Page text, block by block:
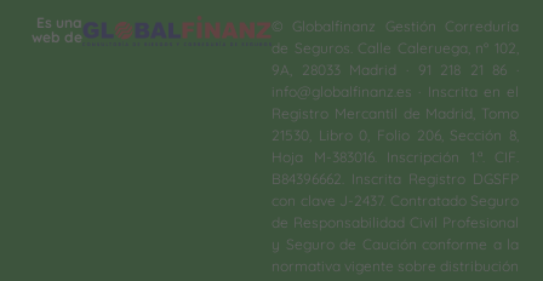
Es una
web de
© Globalfinanz Gestión Correduría
de Seguros. Calle Caleruega, nº 102,
9A, 28033 Madrid · 91 218 21 86 ·
info@globalfinanz.es · Inscrita en el
Registro Mercantil de Madrid, Tomo
21530, Libro 0, Folio 206, Sección 8,
Hoja M-383016. Inscripción 1.ª. CIF.
B84396662. Inscrita Registro DGSFP
con clave J-2437. Contratado Seguro
de Responsabilidad Civil Profesional
y Seguro de Caución conforme a la
normativa vigente sobre distribución